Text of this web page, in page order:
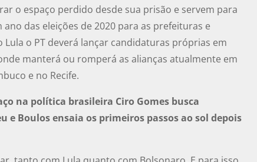
o espaço perdido desde sua prisão e servem para
das eleições de 2020 para as prefeituras e
o PT deverá lançar candidaturas próprias em
manterá ou romperá as alianças atualmente em
e no Recife.
na política brasileira Ciro Gomes busca
e Boulos ensaia os primeiros passos ao sol depois